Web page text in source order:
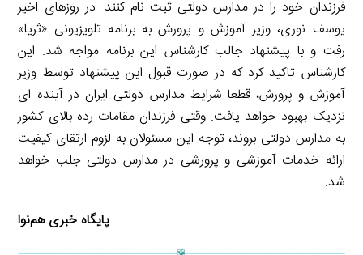
فرزندان خود را در مدارس دولتی ثبت نام کنند. در روزهای اخیر
یوسف نوری، وزیر آموزش و پرورش به برنامه تلویزیونی «ثریا»
رفت و با پیشنهاد جالب کارشناس این برنامه مواجه شد. این
کارشناس تاکید کرد که در صورت قبول این پیشنهاد توسط وزیر
آموزش و پرورش، قطعا شرایط مدارس دولتی ایران در آینده ای
نزدیک بهبود خواهد یافت. وقتی فرزندان مقامات رده بالای کشور
به مدارس دولتی بروند، توجه این مسئولان به لزوم ارتقای کیفیت
ارائه خدمات آموزشی و پرورشی در مدارس دولتی جلب خواهد
شد.
پایگاه خبری هم‌نوا